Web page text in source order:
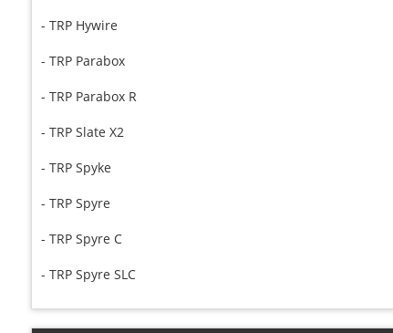
- TRP Hywire
- TRP Parabox
- TRP Parabox R
- TRP Slate X2
- TRP Spyke
- TRP Spyre
- TRP Spyre C
- TRP Spyre SLC